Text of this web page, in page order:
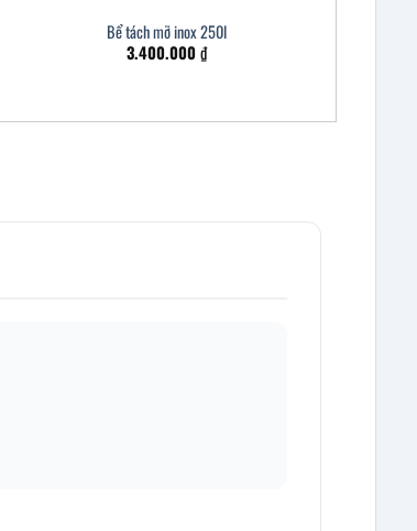
Bể tách mỡ inox 250l
3.400.000₫